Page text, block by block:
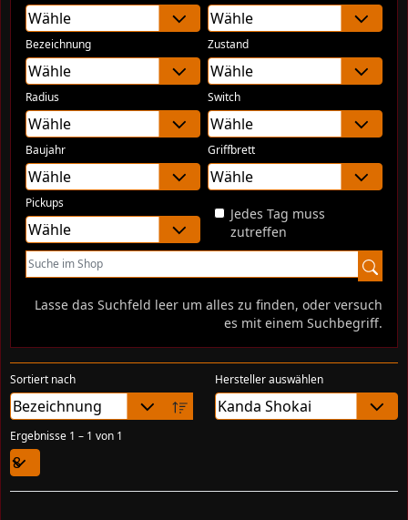
Bezeichnung Zustand
Radius Switch
Baujahr Griffbrett
Pickups
Jedes Tag muss
zutreffen
Lasse das Suchfeld leer um alles zu finden, oder versuch
es mit einem Suchbegriff.
Sortiert nach Hersteller auswählen
Ergebnisse 1 – 1 von 1